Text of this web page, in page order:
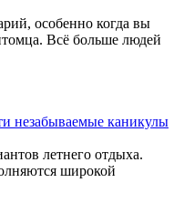
особенно когда вы
Всё больше людей
незабываемые каникулы
летнего отдыха.
широкой